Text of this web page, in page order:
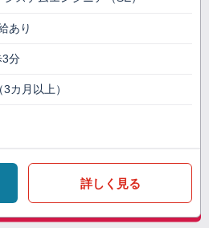
あり
3分
カ月以上）
詳しく見る